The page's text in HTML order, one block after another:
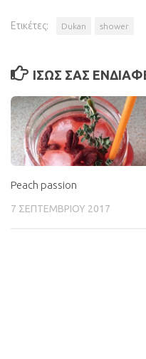
Ετικέτες: Dukan shower
ΊΣΩΣ ΣΑΣ
Peach passion
7 ΣΕΠΤΕΜΒΡΊΟΥ 2017